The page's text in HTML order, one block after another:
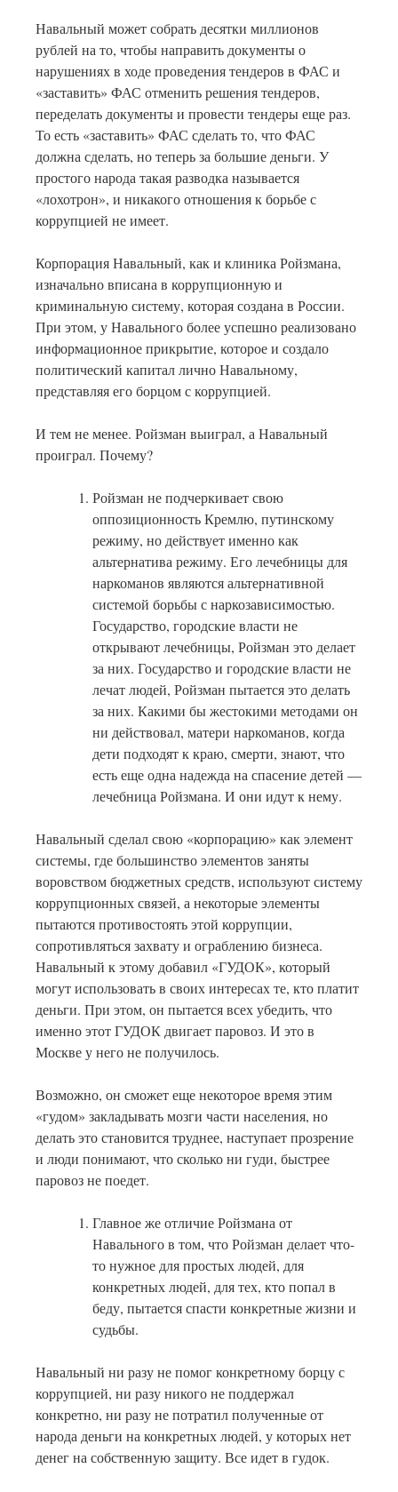
Навальный может собрать десятки миллионов
рублей на то, чтобы направить документы о
нарушениях в ходе проведения тендеров в ФАС и
«заставить» ФАС отменить решения тендеров,
переделать документы и провести тендеры еще раз.
То есть «заставить» ФАС сделать то, что ФАС
должна сделать, но теперь за большие деньги. У
простого народа такая разводка называется
«лохотрон», и никакого отношения к борьбе с
коррупцией не имеет.
Корпорация Навальный, как и клиника Ройзмана,
изначально вписана в коррупционную и
криминальную систему, которая создана в России.
При этом, у Навального более успешно реализовано
информационное прикрытие, которое и создало
политический капитал лично Навальному,
представляя его борцом с коррупцией.
И тем не менее. Ройзман выиграл, а Навальный
проиграл. Почему?
Ройзман не подчеркивает свою
оппозиционность Кремлю, путинскому
режиму, но действует именно как
альтернатива режиму. Его лечебницы для
наркоманов являются альтернативной
системой борьбы с наркозависимостью.
Государство, городские власти не
открывают лечебницы, Ройзман это делает
за них. Государство и городские власти не
лечат людей, Ройзман пытается это делать
за них. Какими бы жестокими методами он
ни действовал, матери наркоманов, когда
дети подходят к краю, смерти, знают, что
есть еще одна надежда на спасение детей —
лечебница Ройзмана. И они идут к нему.
Навальный сделал свою «корпорацию» как элемент
системы, где большинство элементов заняты
воровством бюджетных средств, используют систему
коррупционных связей, а некоторые элементы
пытаются противостоять этой коррупции,
сопротивляться захвату и ограблению бизнеса.
Навальный к этому добавил «ГУДОК», который
могут использовать в своих интересах те, кто платит
деньги. При этом, он пытается всех убедить, что
именно этот ГУДОК двигает паровоз. И это в
Москве у него не получилось.
Возможно, он сможет еще некоторое время этим
«гудом» закладывать мозги части населения, но
делать это становится труднее, наступает прозрение
и люди понимают, что сколько ни гуди, быстрее
паровоз не поедет.
Главное же отличие Ройзмана от
Навального в том, что Ройзман делает что-
то нужное для простых людей, для
конкретных людей, для тех, кто попал в
беду, пытается спасти конкретные жизни и
судьбы.
Навальный ни разу не помог конкретному борцу с
коррупцией, ни разу никого не поддержал
конкретно, ни разу не потратил полученные от
народа деньги на конкретных людей, у которых нет
денег на собственную защиту. Все идет в гудок.